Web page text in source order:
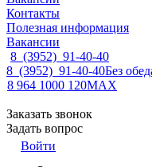
Контакты
Полезная информация
Вакансии
8 (3952) 91-40-40
8 (3952) 91-40-40Без
8 964 1000 120MAX
Заказать звонок
Задать вопрос
Войти